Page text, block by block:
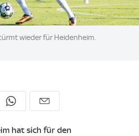
wieder für Heidenheim.
hat sich für den